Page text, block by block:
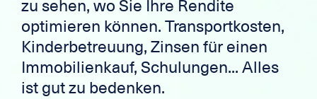
zu sehen, wo Sie Ihre Rendite
optimieren können. Transportkosten,
Kinderbetreuung, Zinsen für einen
Immobilienkauf, Schulungen... Alles
ist gut zu bedenken.